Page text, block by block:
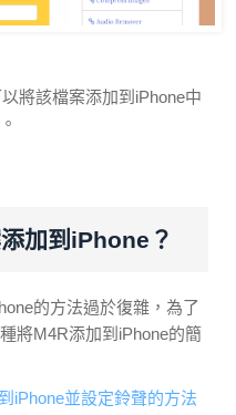
將該檔案添加到iPhone中
加到iPhone？
的方法過於復雜，為了
將M4R添加到iPhone的簡
iPhone並設定鈴聲的方法